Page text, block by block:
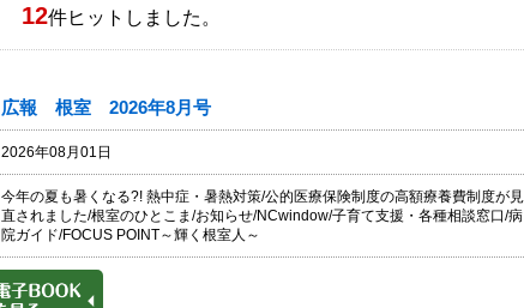
12件ヒットしました。
広報 根室 2026年8月号
2026年08月01日
今年の夏も暑くなる?! 熱中症・暑熱対策/公的医療保険制度の高額療養費制度が見
直されました/根室のひとこま/お知らせ/NCwindow/子育て支援・各種相談窓口/病
院ガイド/FOCUS POINT～輝く根室人～